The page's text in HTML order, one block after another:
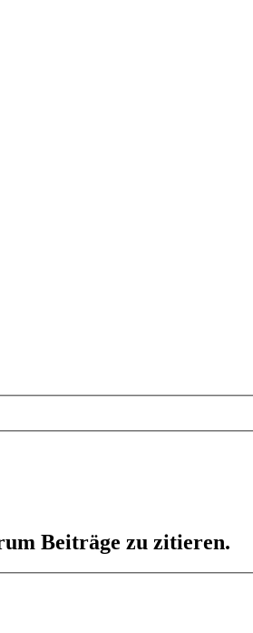
Beiträge zu zitieren.